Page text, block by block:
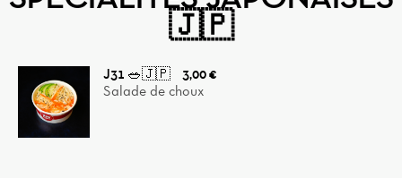
🇯🇵
J31 🥗🇯🇵
3,00 €
Salade de choux